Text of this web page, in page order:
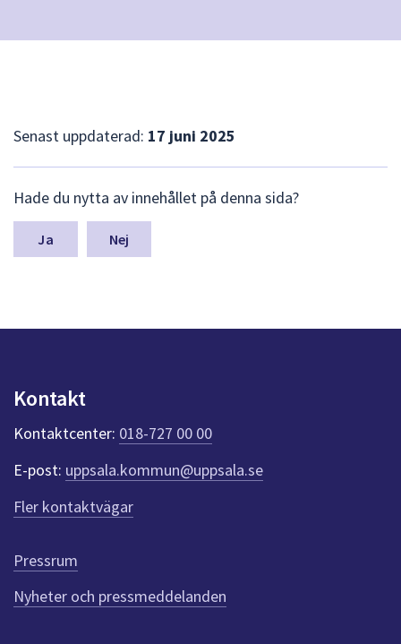
Senast uppdaterad: 17 juni 2025
ä
m
a
p
k
t
e
r
f
r
d
n
n
a
Hade du nytta av innehållet på denna sida?
Nej
Kontakt
Kontaktcenter: 018-727 00 00
E-post: uppsala.kommun@uppsala.se
Fler kontaktvägar
Pressrum
Nyheter och pressmeddelanden